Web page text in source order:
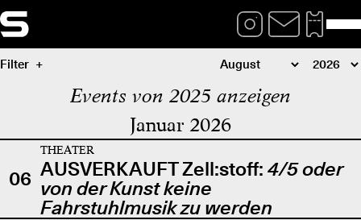
Filter
Events von 2025 anzeigen
Januar 2026
06
THEATER
AUSVERKAUFT Zell:stoff: 4/5 oder
von der Kunst keine
Fahrstuhlmusik zu werden